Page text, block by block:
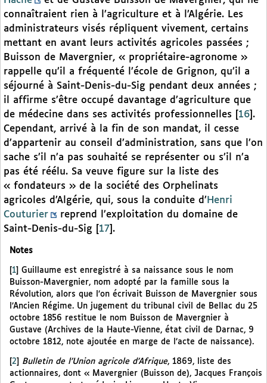
connaîtraient rien à l’agriculture et à l’Algérie. Les
administrateurs visés répliquent vivement, certains
mettant en avant leurs activités agricoles passées ;
Buisson de Mavergnier, « propriétaire-agronome »
rappelle qu’il a fréquenté l’école de Grignon, qu’il a
séjourné à Saint-Denis-du-Sig pendant deux années ;
il affirme s’être occupé davantage d’agriculture que
de médecine dans ses activités professionnelles
16 .
Cependant, arrivé à la fin de son mandat, il cesse
d’appartenir au conseil d’administration, sans que l’on
sache s’il n’a pas souhaité se représenter ou s’il n’a
pas été réélu. Sa veuve figure sur la liste des
« fondateurs » de la société des Orphelinats
agricoles d’Algérie, qui, sous la conduite d’ Henri
Couturier
reprend l’exploitation du domaine de
Saint-Denis-du-Sig
17 .
Notes
[1] Guillaume est enregistré à sa naissance sous le nom
Buisson-Mavergnier, nom adopté par la famille sous la
Révolution, alors que l’on écrivait Buisson de Mavergnier sous
l’Ancien Régime. Un jugement du tribunal civil de Bellac du 25
octobre 1856 restitue le nom Buisson de Mavergnier à
Gustave (Archives de la Haute-Vienne, état civil de Darnac, 9
octobre 1812, note ajoutée en marge de l’acte de naissance).
2 Bulletin de l’Union agricole d’Afrique, 1869, liste des
actionnaires, dont « Mavergnier (Buisson de), Jacques François